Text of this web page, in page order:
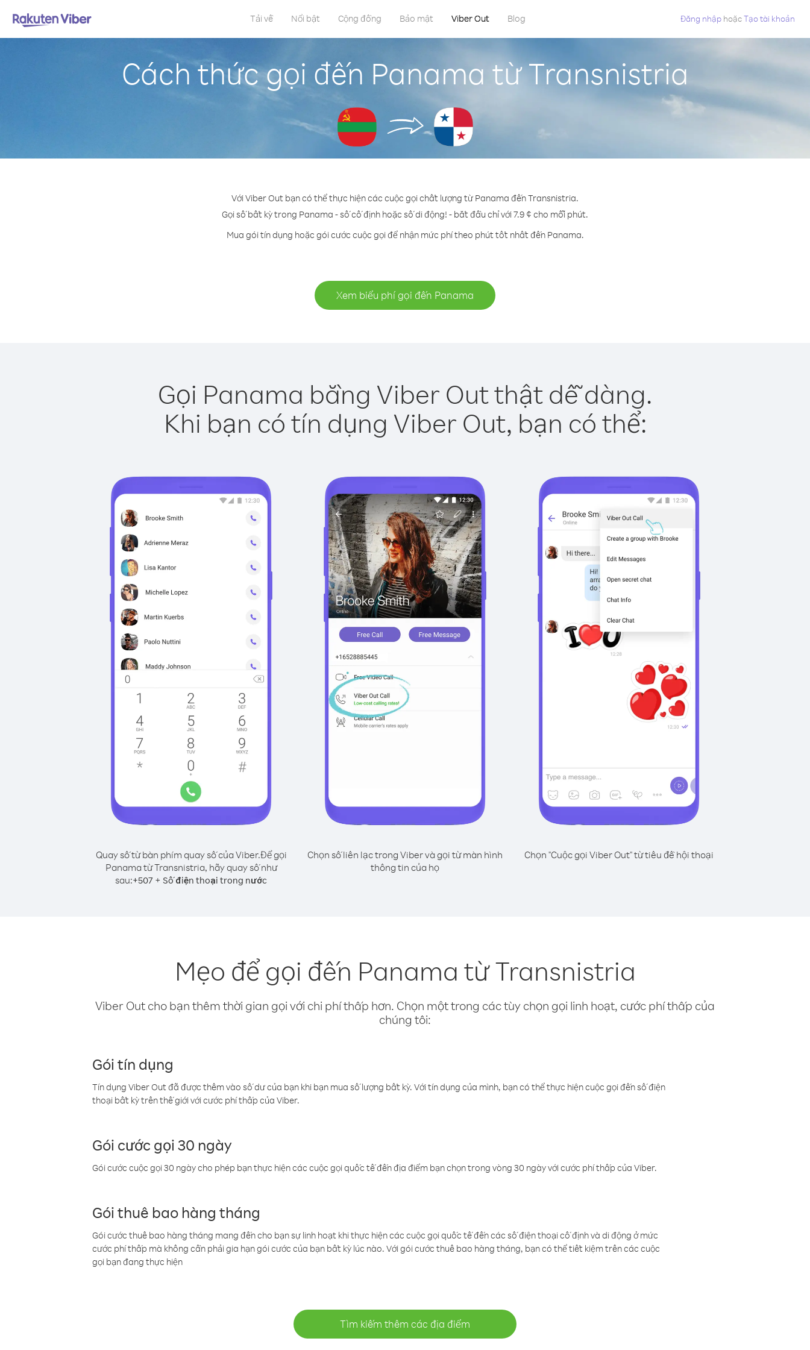
Tải về Nổi bật Cộng đồng Bảo mật Viber Out Blog Đăng nhập hoặcTạo tài khoản
Cách thức gọi đến Panama từ Transnistria
Với Viber Out bạn có thể thực hiện các cuộc gọi chất lượng từ Panama đến Transnistria.
Gọi số bất kỳ trong Panama - số cố định hoặc số di động! - bắt đầu chỉ với 7.9 ¢ cho mỗi phút.
Mua gói tín dụng hoặc gói cước cuộc gọi để nhận mức phí theo phút tốt nhất đến Panama.
Xem biểu phí gọi đến Panama
Gọi Panama bằng Viber Out thật dễ dàng.
Khi bạn có tín dụng Viber Out, bạn có thể:
Quay số từ bàn phím quay số của Viber.Để gọi
Panama từ Transnistria, hãy quay số như
sau:+507 + Số điện thoại trong nước
Chọn số liên lạc trong Viber và gọi từ màn hình
thông tin của họ
Chọn "Cuộc gọi Viber Out" từ tiêu đề hội thoại
Mẹo để gọi đến Panama từ Transnistria
Viber Out cho bạn thêm thời gian gọi với chi phí thấp hơn. Chọn một trong các tùy chọn gọi linh hoạt, cước phí thấp của
chúng tôi:
Gói tín dụng
Tín dụng Viber Out đã được thêm vào số dư của bạn khi bạn mua số lượng bất kỳ. Với tín dụng của mình, bạn có thể thực hiện cuộc gọi đến số điện
thoại bất kỳ trên thế giới với cước phí thấp của Viber.
Gói cước gọi 30 ngày
Gói cước cuộc gọi 30 ngày cho phép bạn thực hiện các cuộc gọi quốc tế đến địa điểm bạn chọn trong vòng 30 ngày với cước phí thấp của Viber.
Gói thuê bao hàng tháng
Gói cước thuê bao hàng tháng mang đến cho bạn sự linh hoạt khi thực hiện các cuộc gọi quốc tế đến các số điện thoại cố định và di động ở mức
cước phí thấp mà không cần phải gia hạn gói cước của bạn bất kỳ lúc nào. Với gói cước thuê bao hàng tháng, bạn có thể tiết kiệm trên các cuộc
gọi bạn đang thực hiện
Tìm kiếm thêm các địa điểm